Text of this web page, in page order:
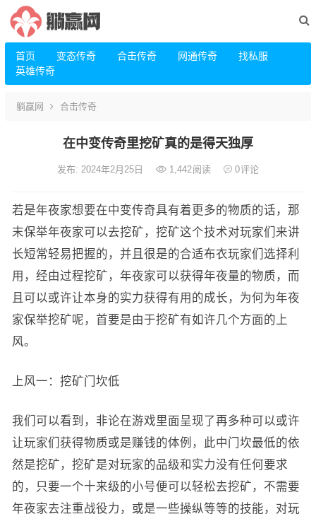
首页 变态传奇 合击传奇 网通传奇
找私服
英雄传奇
躺赢网 合击传奇
在中变传奇里挖矿真的是得天独厚
发布: 2024年2月25日 1,442阅读 0评论
若是年夜家想要在中变传奇具有着更多的物质的话，那
末保举年夜家可以去挖矿，挖矿这个技术对玩家们来讲
长短常轻易把握的，并且很是的合适布衣玩家们选择利
用，经由过程挖矿，年夜家可以获得年夜量的物质，而
且可以或许让本身的实力获得有用的成长，为何为年夜
家保举挖矿呢，首要是由于挖矿有如许几个方面的上
风。
上风一：挖矿门坎低
我们可以看到，非论在游戏里面呈现了再多种可以或许
让玩家们获得物质或是赚钱的体例，此中门坎最低的依
然是挖矿，挖矿是对玩家的品级和实力没有任何要求
的，只要一个十来级的小号便可以轻松去挖矿，不需要
年夜家去注重战役力，或是一些操纵等等的技能，对玩